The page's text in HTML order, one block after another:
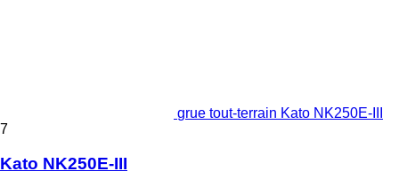
grue tout-terrain Kato NK250E-III
7
Kato NK250E-III